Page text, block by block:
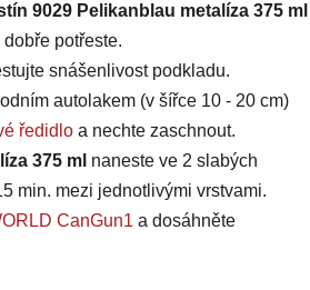
9029 Pelikanblau metalíza 375 ml
potřeste.
snášenlivost podkladu.
autolakem (v šířce 10 - 20 cm)
ředidlo a nechte zaschnout.
375 ml naneste ve 2 slabých
min. mezi jednotlivými vrstvami.
CanGun1 a dosáhněte